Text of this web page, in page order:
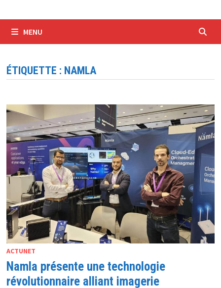
MENU
ÉTIQUETTE : NAMLA
ACTUNET
Namla présente une technologie
révolutionnaire alliant imagerie